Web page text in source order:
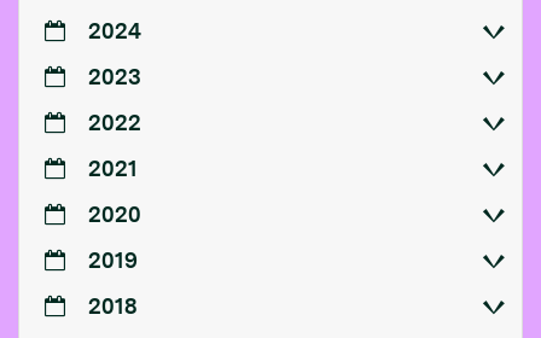
2024
2023
2022
2021
2020
2019
2018